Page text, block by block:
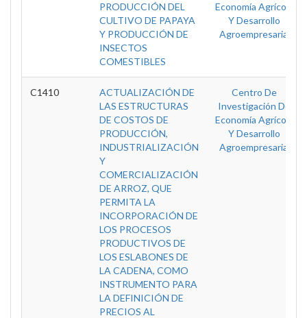
PRODUCCIÓN DEL
CULTIVO DE PAPAYA
Y PRODUCCIÓN DE
INSECTOS
COMESTIBLES
Economía Agrícola
Y Desarrollo
Agroempresarial
C1410
ACTUALIZACIÓN DE
LAS ESTRUCTURAS
DE COSTOS DE
PRODUCCIÓN,
INDUSTRIALIZACIÓN
Y
COMERCIALIZACIÓN
DE ARROZ, QUE
PERMITA LA
INCORPORACIÓN DE
LOS PROCESOS
PRODUCTIVOS DE
LOS ESLABONES DE
LA CADENA, COMO
INSTRUMENTO PARA
LA DEFINICIÓN DE
PRECIOS AL
Centro De
Investigación De
Economía Agrícola
Y Desarrollo
Agroempresarial